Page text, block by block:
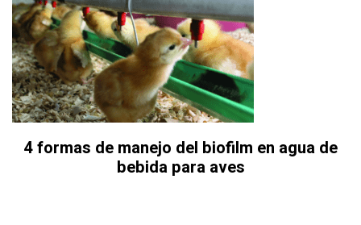
4 formas de manejo del biofilm en agua de
bebida para aves